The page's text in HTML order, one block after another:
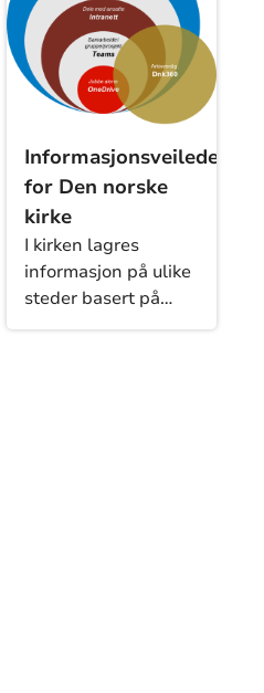
Informasjonsveileder
for Den norske
kirke
I kirken lagres
informasjon på ulike
steder basert på
hvem som er